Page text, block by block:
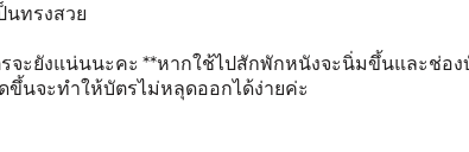
นทรงสวย
จะยังแน่นนะคะ **หากใช้ไปสักพักหนังจะนิ่มขึ้นและช่อ
นจะทำให้บัตรไม่หลุดออกได้ง่ายค่ะ